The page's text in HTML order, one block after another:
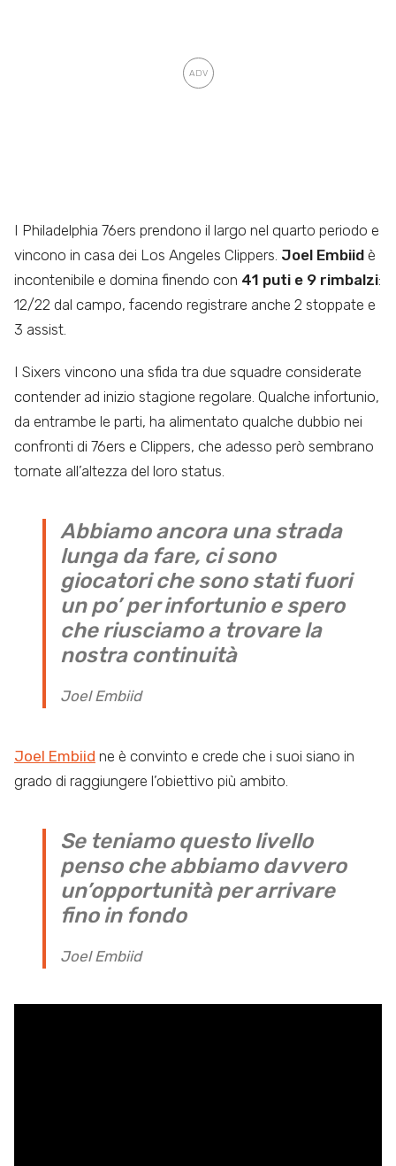
I Philadelphia 76ers prendono il largo nel quarto periodo e
vincono in casa dei Los Angeles Clippers. Joel Embiid è
incontenibile e domina finendo con 41 puti e 9 rimbalzi:
12/22 dal campo, facendo registrare anche 2 stoppate e
3 assist.
I Sixers vincono una sfida tra due squadre considerate
contender ad inizio stagione regolare. Qualche infortunio,
da entrambe le parti, ha alimentato qualche dubbio nei
confronti di 76ers e Clippers, che adesso però sembrano
tornate all’altezza del loro status.
Abbiamo ancora una strada
lunga da fare, ci sono
giocatori che sono stati fuori
un po’ per infortunio e spero
che riusciamo a trovare la
nostra continuità
Joel Embiid
Joel Embiid ne è convinto e crede che i suoi siano in
grado di raggiungere l’obiettivo più ambito.
Se teniamo questo livello
penso che abbiamo davvero
un’opportunità per arrivare
fino in fondo
Joel Embiid